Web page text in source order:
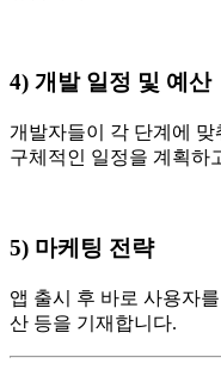
4) 개발 일정 및 예산
개발자들이 각 단계에
구체적인 일정을 계획하
5) 마케팅 전략
앱 출시 후 바로 사용자
산 등을 기재합니다.